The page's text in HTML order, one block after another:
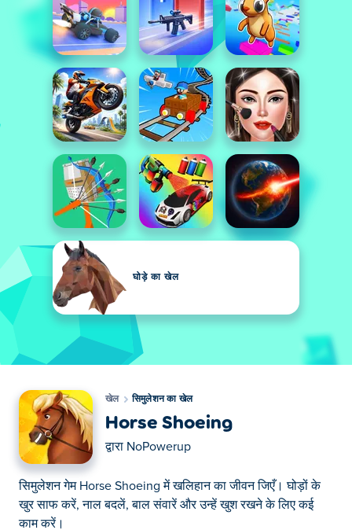
घोड़े का खेल
खेल सिमुलेशन का खेल
Horse Shoeing
द्वारा NoPowerup
सिमुलेशन गेम Horse Shoeing में खलिहान का जीवन जिएँ। घोड़ों के
खुर साफ करें, नाल बदलें, बाल संवारें और उन्हें खुश रखने के लिए कई
काम करें।